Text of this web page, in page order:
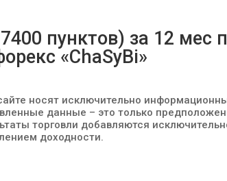
пунктов) за 12 мес
«ChaSyBi»
носят исключительно
данные – это только
торговли добавляются
доходности.